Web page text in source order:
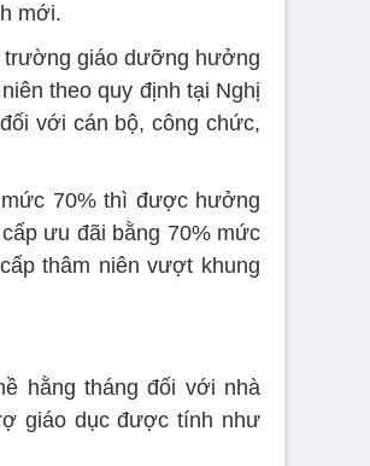
mới.
trường giáo dưỡng hưởng
theo quy định tại Nghị
với cán bộ, công chức,
70% thì được hưởng
ưu đãi bằng 70% mức
thâm niên vượt khung
hằng tháng đối với nhà
giáo dục được tính như